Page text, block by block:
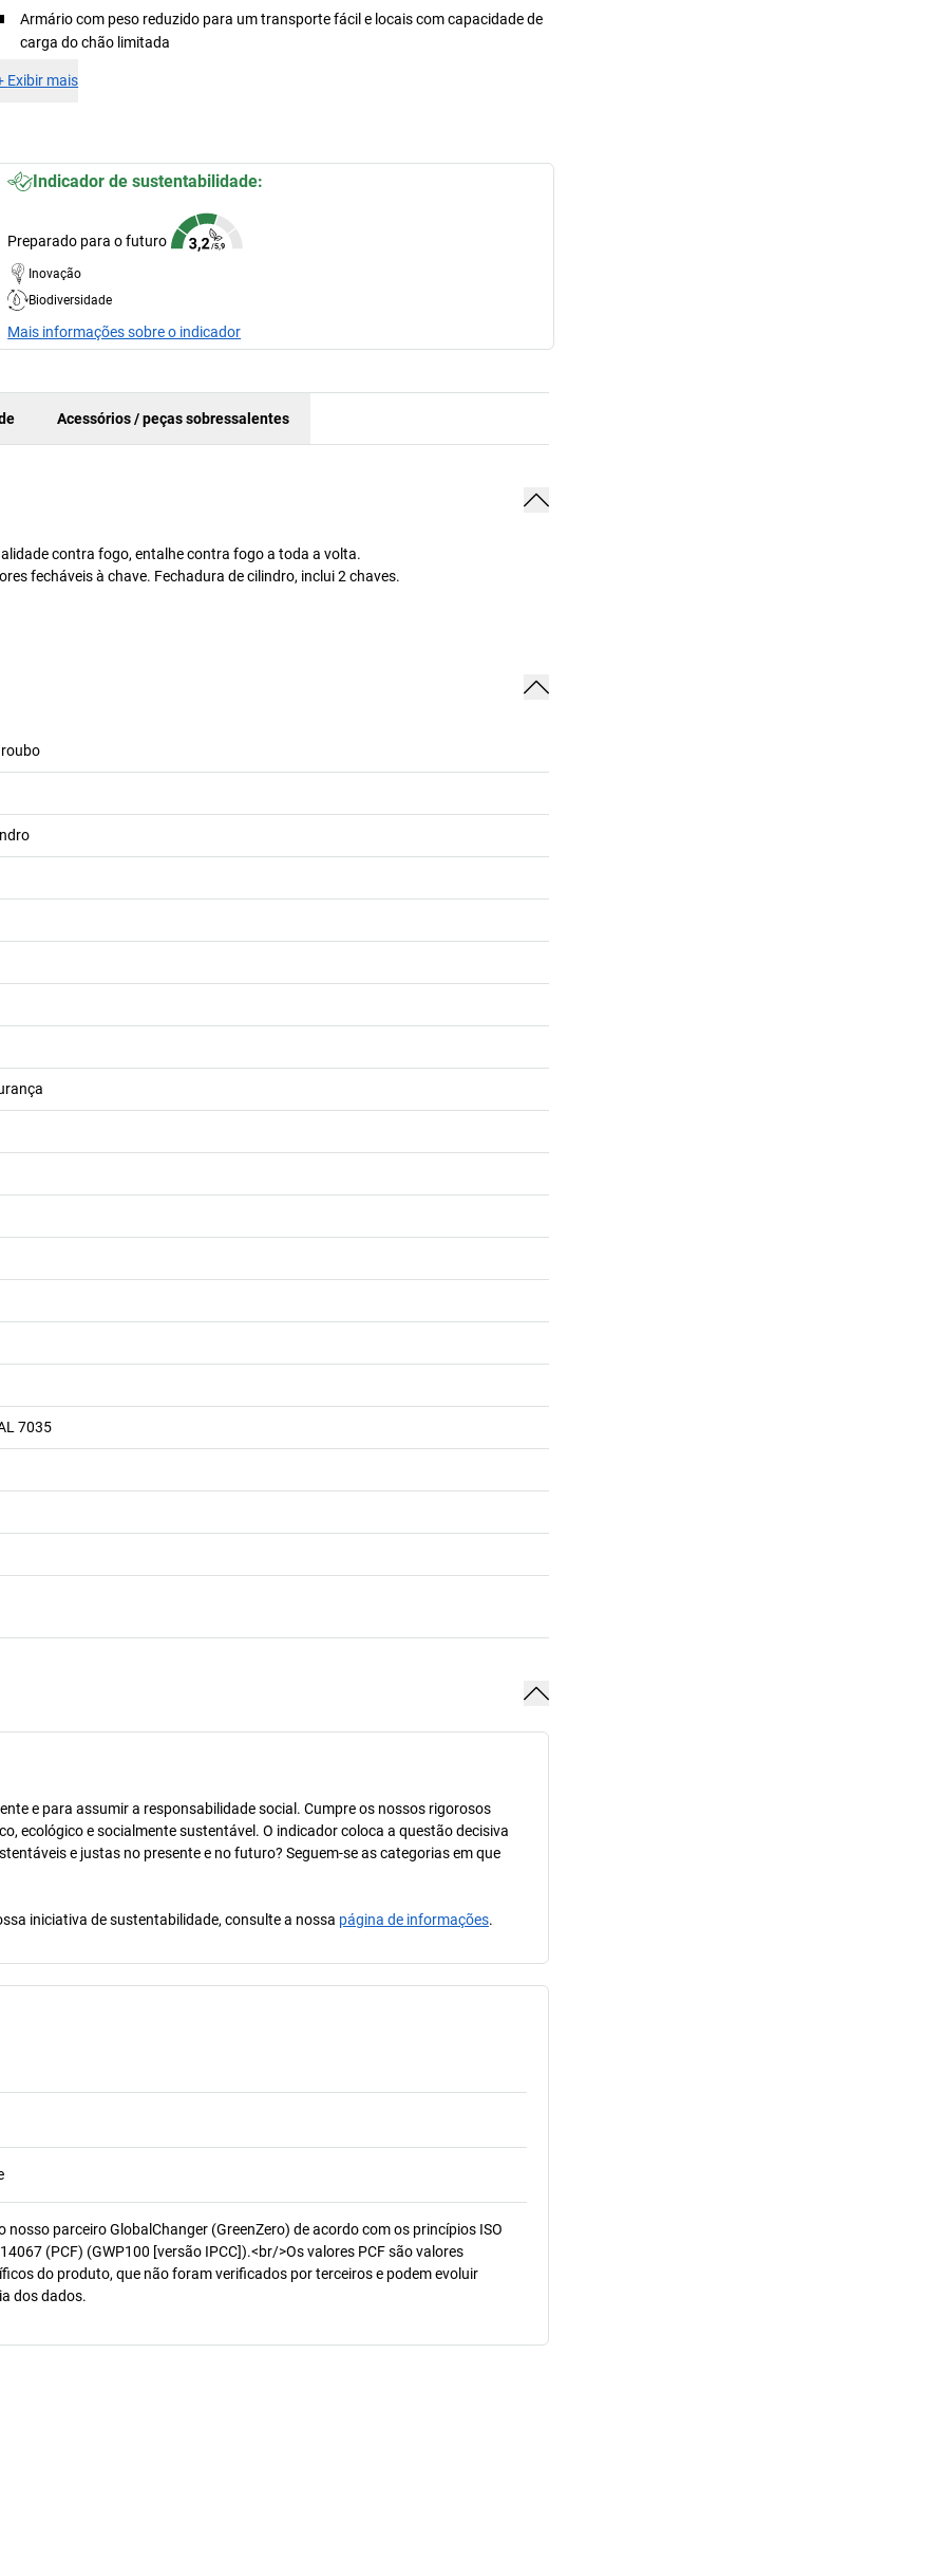
Armário com peso reduzido para um transporte fácil e locais com capacidade de
carga do chão limitada
Exibir mais
Indicador de sustentabilidade:
Preparado para o futuro
Inovação
Biodiversidade
Mais informações sobre o indicador
Acessórios / peças sobressalentes
contra fogo, entalhe contra fogo a toda a volta.
fecháveis à chave. Fechadura de cilindro, inclui 2 chaves.
7035
e para assumir a responsabilidade social. Cumpre os nossos rigorosos
ecológico e socialmente sustentável. O indicador coloca a questão decisiva
e justas no presente e no futuro? Seguem-se as categorias em que
iniciativa de sustentabilidade, consulte a nossa página de informações.
nosso parceiro GlobalChanger (GreenZero) de acordo com os princípios ISO
(PCF) (GWP100 [versão IPCC]).<br/>Os valores PCF são valores
do produto, que não foram verificados por terceiros e podem evoluir
dos dados.